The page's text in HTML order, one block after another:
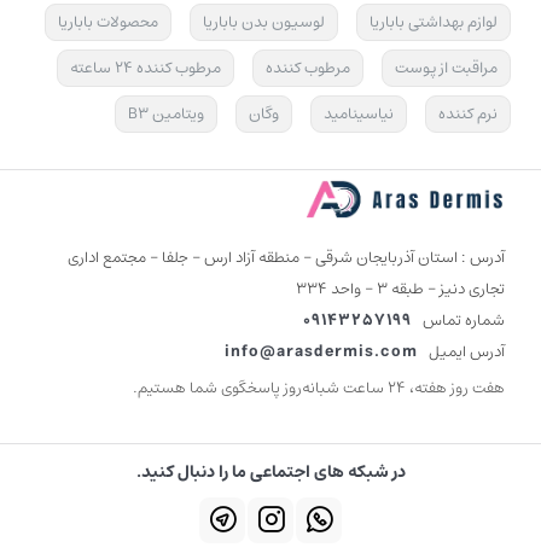
لوازم بهداشتی باباریا
لوسیون بدن باباریا
محصولات باباریا
مراقبت از پوست
مرطوب کننده
مرطوب کننده 24 ساعته
نرم کننده
نیاسینامید وگان ویتامین B3
آدرس : استان آذربایجان شرقی - منطقه آزاد ارس - جلفا - مجتمع اداری
تجاری دنیز - طبقه 3 - واحد 334
شماره تماس 09143257199
آدرس ایمیل info@arasdermis.com
هفت روز هفته، ۲۴ ساعت شبانه‌روز پاسخگوی شما هستیم.
در شبکه های اجتماعی ما را دنبال کنید.